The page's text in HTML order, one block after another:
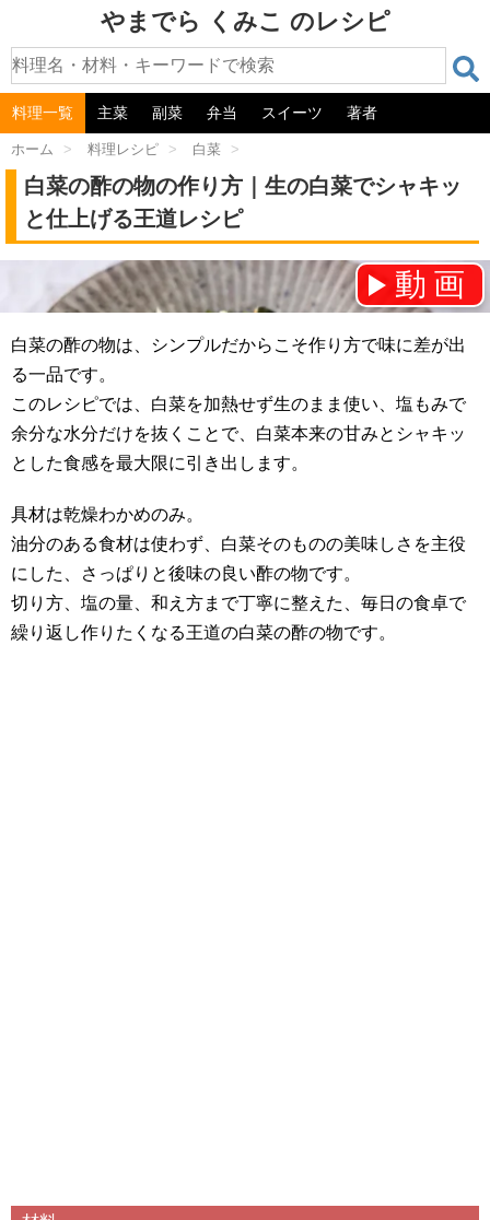
やまでら くみこ のレシピ
料理一覧 主菜 副菜 弁当 スイーツ 著者
ホーム > 料理レシピ > 白菜 >
白菜の酢の物の作り方｜生の白菜でシャキッ
と仕上げる王道レシピ
動画
チャンネル登録をお願いします！⇒
白菜の酢の物は、シンプルだからこそ作り方で味に差が出
る一品です。
このレシピでは、白菜を加熱せず生のまま使い、塩もみで
余分な水分だけを抜くことで、白菜本来の甘みとシャキッ
とした食感を最大限に引き出します。
具材は乾燥わかめのみ。
油分のある食材は使わず、白菜そのものの美味しさを主役
にした、さっぱりと後味の良い酢の物です。
切り方、塩の量、和え方まで丁寧に整えた、毎日の食卓で
繰り返し作りたくなる王道の白菜の酢の物です。